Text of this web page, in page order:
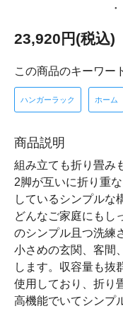
23,920円(税込)
この商品のキーワー
ハンガーラック ホーム
商品説明
組み立ても折り畳み
2脚が互いに折り重
しているシンプルな
どんなご家庭にもし
のシンプル且つ洗練
小さめの玄関、客間
します。収容量も抜
使用しており、折り
高機能でいてシンプ